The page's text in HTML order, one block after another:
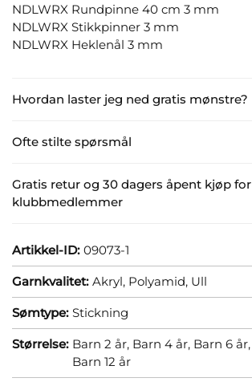
Hvordan laster jeg ned gratis mønstre?
Ofte stilte spørsmål
Gratis retur og 30 dagers åpent kjøp for
klubbmedlemmer
NDLWRX Rundpinne 40 cm 3 mm
NDLWRX Stikkpinner 3 mm
NDLWRX Heklenål 3 mm
Artikkel-ID: 09073-1
Garnkvalitet: Akryl, Polyamid, Ull
Sømtype: Stickning
Størrelse: Barn 2 år, Barn 4 år, Barn 6 år,
Barn 12 år